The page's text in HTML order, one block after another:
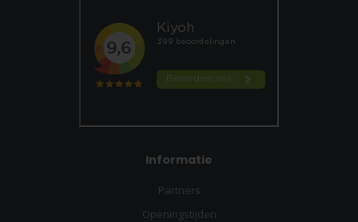
Informatie
Partners
Openingstijden